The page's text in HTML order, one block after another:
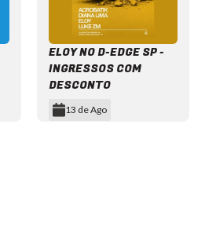
ELOY NO D-EDGE SP -
INGRESSOS COM
DESCONTO
13 de Ago